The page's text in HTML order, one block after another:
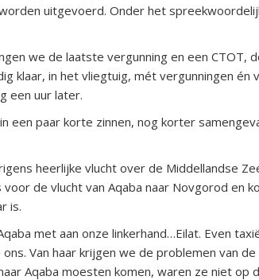
uitgevoerd. Onder het
we de laatste vergunning en een CTOT,
klaar, in het vliegtuig, mét vergunningen
een uur later.
een paar korte zinnen, nog korter
heerlijke vlucht over de Middellandse
de vlucht van Aqaba naar Novgorod en
is.
met aan onze linkerhand…Eilat. Even
Van haar krijgen we de problemen van
Aqaba moesten komen, waren ze niet op